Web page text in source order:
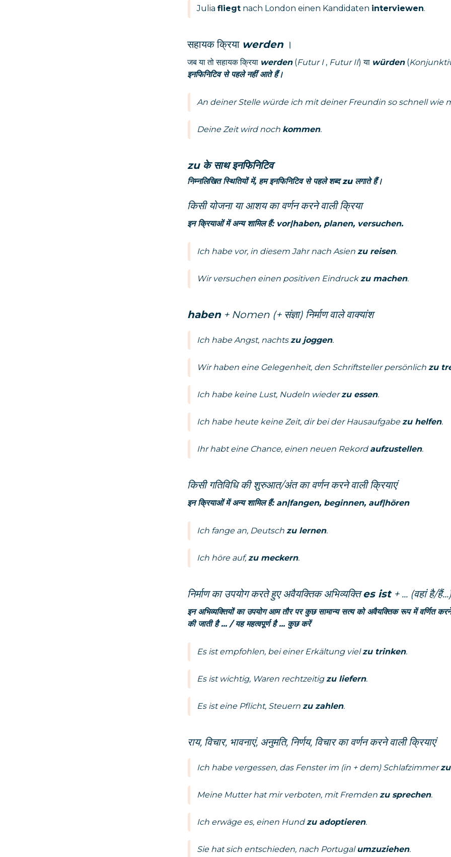
Julia fliegt nach London einen Kandidaten interviewen.
सहायक क्रिया werden।
जब या तो सहायक क्रिया werden(Futur I, Futur II) या würden(
इनफिनिटिव से पहले नहीं आते हैं।
An deiner Stelle würde ich mit deiner Freundin so schnell wie
Deine Zeit wird noch kommen.
zuके साथ इनफिनिटिव
निम्नलिखित स्थितियों में, हम इनफिनिटिव से पहले शब्दzuलगाते हैं।
किसी योजना या आशय का वर्णन करने वाली क्रिया
इन क्रियाओं में अन्य शामिल हैं: vor|haben, planen, versuchen.
Ich habe vor, in diesem Jahr nach Asien zu reisen.
Wir versuchen einen positiven Eindruckzu machen.
haben+ Nomen (+ संज्ञा) निर्माण वाले वाक्यांश
Ich habe Angst, nachtszu joggen.
Wir haben eine Gelegenheit, den Schriftsteller persönlich zu
Ich habe keine Lust, Nudeln wiederzu essen.
Ich habe heute keine Zeit, dir bei der Hausaufgabezu helfen.
Ihr habt eine Chance, einen neuen Rekordaufzustellen.
किसी गतिविधि की शुरुआत/अंत का वर्णन करने वाली क्रियाएं
इन क्रियाओं में अन्य शामिल हैं: an|fangen, beginnen, auf|hören
Ich fange an, Deutsch zu lernen.
Ich höre auf,zu meckern.
निर्माण का उपयोग करते हुए अवैयक्तिक अभिव्यक्तिes ist+ ... (वहां है/
इन अभिव्यक्तियों का उपयोग आम तौर पर कुछ सामान्य सत्य को अवैयक्तिक रूप में वर्णित
की जाती है ... / यह महत्वपूर्ण है ... कुछ करें
Es ist empfohlen, bei einer Erkältung vielzu trinken.
Es ist wichtig, Waren rechtzeitigzu liefern.
Es ist eine Pflicht, Steuern zu zahlen.
राय, विचार, भावनाएं, अनुमति, निर्णय, विचार का वर्णन करने वाली क्रियाएं
Ich habe vergessen, das Fenster im (in + dem) Schlafzimmer
Meine Mutter hat mir verboten, mit Fremden zu sprechen.
Ich erwäge es, einen Hundzu adoptieren.
Sie hat sich entschieden, nach Portugalumzuziehen.